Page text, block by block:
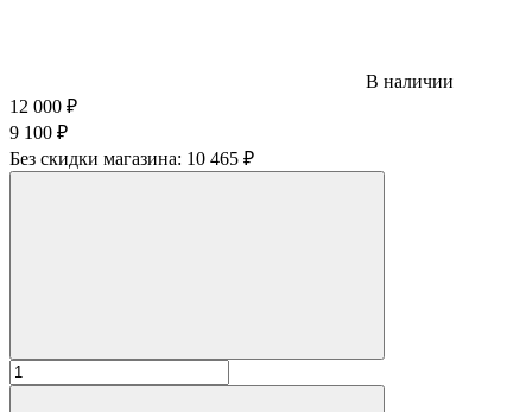
В наличии
12 000 ₽
9 100 ₽
Без скидки магазина: 10 465 ₽